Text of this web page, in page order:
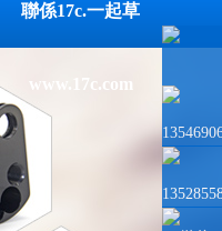
聯係17c.一起草
www.17c.com